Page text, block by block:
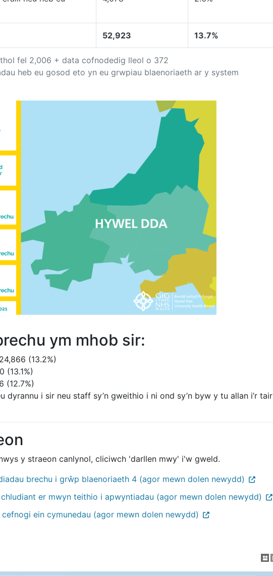
fel 2,006 + data cofnodedig lleol o 372
heb eu gosod eto yn eu grwpiau blaenoriaeth ar y system
52,923 13.7%
ym mhob sir:
(13.2%)
(13.1%)
(12.7%)
dyrannu i sir neu staff sy’n gweithio i ni ond sy’n byw y tu allan i’r tair
y straeon canlynol, cliciwch 'darllen mwy' i'w gweld.
brechu i grŵp blaenoriaeth 4 (agor mewn dolen newydd)
er mwyn teithio i apwyntiadau (agor mewn dolen newydd)
cefnogi ein cymunedau (agor mewn dolen newydd)